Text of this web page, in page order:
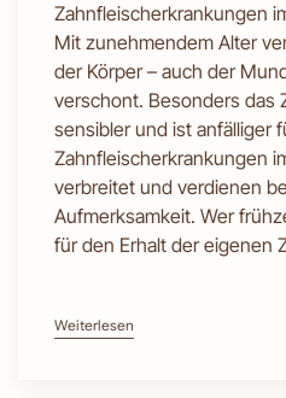
Zahnfleischerkrankungen
Mit zunehmendem Alter
der Körper – auch der
verschont. Besonders das
sensibler und ist anfälliger
Zahnfleischerkrankungen
verbreitet und verdienen
Aufmerksamkeit. Wer
für den Erhalt der eigenen
Weiterlesen